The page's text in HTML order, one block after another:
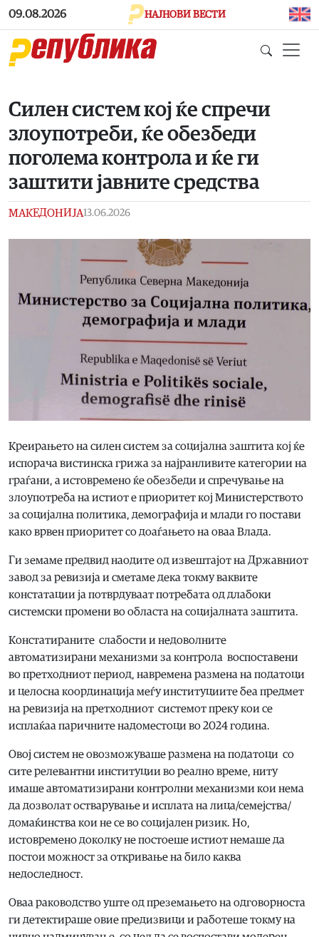
Skip to main content
09.08.2026 НАЈНОВИ ВЕСТИ
Силен систем кој ќе спречи
злоупотреби, ќе обезбеди
поголема контрола и ќе ги
заштити јавните средства
МАКЕДОНИЈА13.06.2026
Креирањето на силен систем за социјална заштита кој ќе
испорача вистинска грижа за најранливите категории на
граѓани, а истовремено ќе обезбеди и спречување на
злоупотреба на истиот е приоритет кој Министерството
за социјална политика, демографија и млади го постави
како врвен приоритет со доаѓањето на оваа Влада.
Ги земаме предвид наодите од извештајот на Државниот
завод за ревизија и сметаме дека токму ваквите
констатации ја потврдуваат потребата од длабоки
системски промени во областа на социјалната заштита.
Констатираните слабости и недоволните
автоматизирани механизми за контрола воспоставени
во претходниот период, навремена размена на податоци
и целосна координација меѓу институциите беа предмет
на ревизија на претходниот системот преку кои се
исплаќаа паричните надоместоци во 2024 година.
Овој систем не овозможуваше размена на податоци со
сите релевантни институции во реално време, ниту
имаше автоматизирани контролни механизми кои нема
да дозволат остварување и исплата на лица/семејства/
домаќинства кои не се во социјален ризик. Но,
истовремено доколку не постоеше истиот немаше да
постои можност за откривање на било каква
недоследност.
Оваа раководство уште од преземањето на одговорноста
ги детектираше овие предизвици и работеше токму на